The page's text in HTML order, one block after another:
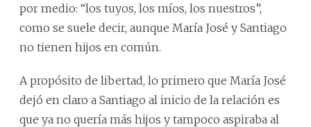
por medio: “los tuyos, los míos, los nuestros”,
como se suele decir, aunque María José y Santiago
no tienen hijos en común.
A propósito de libertad, lo primero que María José
dejó en claro a Santiago al inicio de la relación es
que ya no quería más hijos y tampoco aspiraba al